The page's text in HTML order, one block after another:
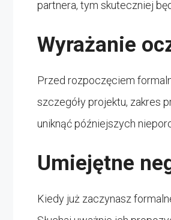
partnera, tym skuteczniej
Wyrażanie
Przed rozpoczęciem
szczegóły projektu, zakres
uniknąć późniejszych
Umiejętne
Kiedy już zaczynasz